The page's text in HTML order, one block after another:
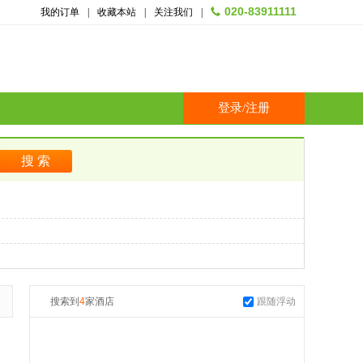
我的订单 收藏本站 关注我们 020-83911111
登录/注册
搜索到 4家酒店 跟随浮动